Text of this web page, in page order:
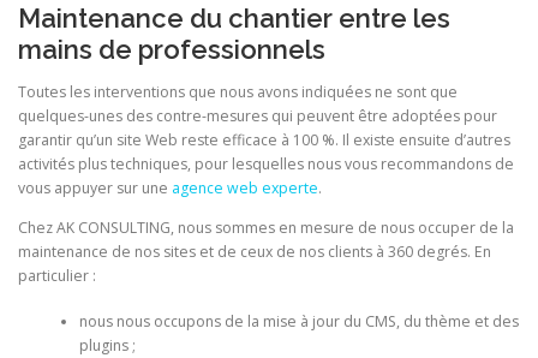
Maintenance du chantier entre les
mains de professionnels
Toutes les interventions que nous avons indiquées ne sont que
quelques-unes des contre-mesures qui peuvent être adoptées pour
garantir qu’un site Web reste efficace à 100 %. Il existe ensuite d’autres
activités plus techniques, pour lesquelles nous vous recommandons de
vous appuyer sur une agence web experte.
Chez AK CONSULTING, nous sommes en mesure de nous occuper de la
maintenance de nos sites et de ceux de nos clients à 360 degrés. En
particulier :
nous nous occupons de la mise à jour du CMS, du thème et des
plugins ;